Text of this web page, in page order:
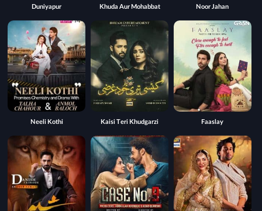
Noor Jahan
Khuda Aur Mohabbat
Duniyapur
Faaslay
Kaisi Teri Khudgarzi
Neeli Kothi